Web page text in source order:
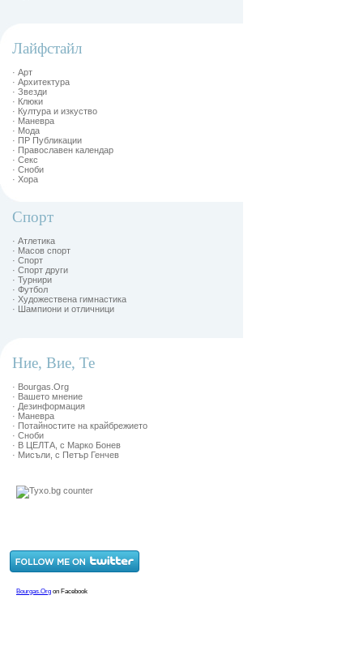
Лайфстайл
· Арт
· Архитектура
· Звезди
· Клюки
· Култура и изкуство
· Маневра
· Мода
· ПР Публикации
· Православен календар
· Секс
· Сноби
· Хора
Спорт
· Атлетика
· Масов спорт
· Спорт
· Спорт други
· Турнири
· Футбол
· Художествена гимнастика
· Шампиони и отличници
Ние, Вие, Те
· Bourgas.Org
· Вашето мнение
· Дезинформация
· Маневра
· Потайностите на крайбрежието
· Сноби
· В ЦЕЛТА, с Марко Бонев
· Мисъли, с Петър Генчев